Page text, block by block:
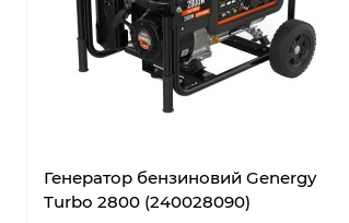
Генератор бензиновий Genergy
Turbo 2800 (240028090)